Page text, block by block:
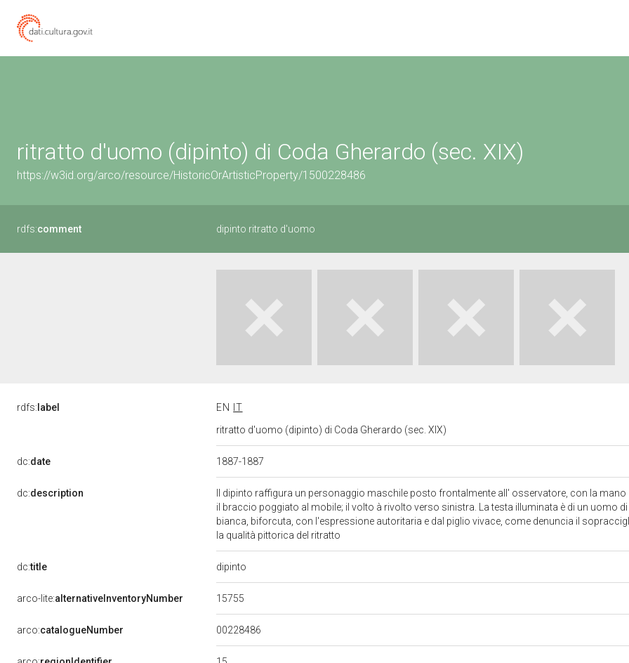
ritratto d'uomo (dipinto) di Coda Gherardo (sec. XIX)
https://w3id.org/arco/resource/HistoricOrArtisticProperty/1500228486
rdfs:comment dipinto ritratto d'uomo
rdfs: label EN
IT
ritratto d'uomo (dipinto) di Coda Gherardo (sec. XIX)
dc:date 1887-1887
dc:description
Il dipinto raffigura un personaggio maschile posto frontalmente all' osservatore, con la mano
il braccio poggiato al mobile; il volto à rivolto verso sinistra. La testa illuminata è di un uomo
bianca, biforcuta, con l'espressione autoritaria e dal piglio vivace, come denuncia il
la qualità pittorica del ritratto
dc:title dipinto
arco-lite:alternativeInventoryNumber 15755
arco:catalogueNumber 00228486